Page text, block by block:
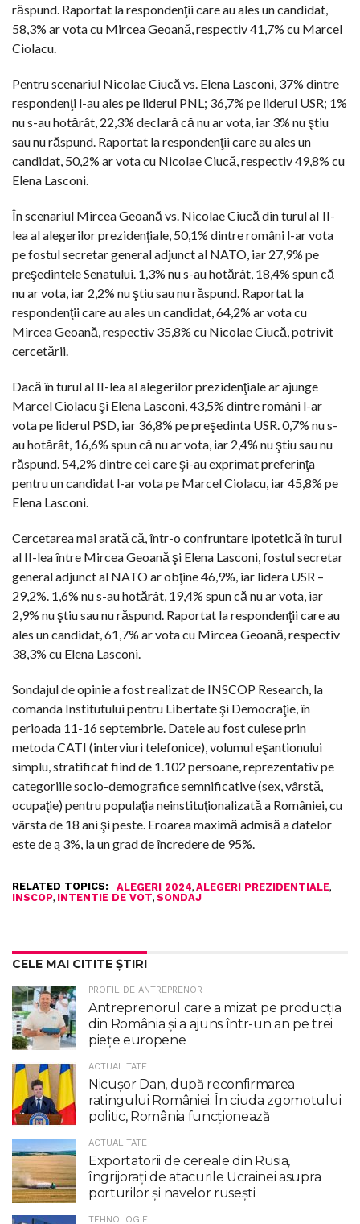
răspund. Raportat la respondenţii care au ales un candidat,
58,3% ar vota cu Mircea Geoană, respectiv 41,7% cu Marcel
Ciolacu.
Pentru scenariul Nicolae Ciucă vs. Elena Lasconi, 37% dintre
respondenţi l-au ales pe liderul PNL; 36,7% pe liderul USR; 1%
nu s-au hotărât, 22,3% declară că nu ar vota, iar 3% nu ştiu
sau nu răspund. Raportat la respondenţii care au ales un
candidat, 50,2% ar vota cu Nicolae Ciucă, respectiv 49,8% cu
Elena Lasconi.
În scenariul Mircea Geoană vs. Nicolae Ciucă din turul aI II-
lea al alegerilor prezidenţiale, 50,1% dintre români l-ar vota
pe fostul secretar general adjunct al NATO, iar 27,9% pe
preşedintele Senatului. 1,3% nu s-au hotărât, 18,4% spun că
nu ar vota, iar 2,2% nu ştiu sau nu răspund. Raportat la
respondenţii care au ales un candidat, 64,2% ar vota cu
Mircea Geoană, respectiv 35,8% cu Nicolae Ciucă, potrivit
cercetării.
Dacă în turul al II-lea al alegerilor prezidenţiale ar ajunge
Marcel Ciolacu şi Elena Lasconi, 43,5% dintre români l-ar
vota pe liderul PSD, iar 36,8% pe preşedinta USR. 0,7% nu s-
au hotărât, 16,6% spun că nu ar vota, iar 2,4% nu ştiu sau nu
răspund. 54,2% dintre cei care şi-au exprimat preferinţa
pentru un candidat l-ar vota pe Marcel Ciolacu, iar 45,8% pe
Elena Lasconi.
Cercetarea mai arată că, într-o confruntare ipotetică în turul
al II-lea între Mircea Geoană şi Elena Lasconi, fostul secretar
general adjunct al NATO ar obţine 46,9%, iar lidera USR –
29,2%. 1,6% nu s-au hotărât, 19,4% spun că nu ar vota, iar
2,9% nu ştiu sau nu răspund. Raportat la respondenţii care au
ales un candidat, 61,7% ar vota cu Mircea Geoană, respectiv
38,3% cu Elena Lasconi.
Sondajul de opinie a fost realizat de INSCOP Research, la
comanda Institutului pentru Libertate şi Democraţie, în
perioada 11-16 septembrie. Datele au fost culese prin
metoda CATI (interviuri telefonice), volumul eşantionului
simplu, stratificat fiind de 1.102 persoane, reprezentativ pe
categoriile socio-demografice semnificative (sex, vârstă,
ocupaţie) pentru populaţia neinstituţionalizată a României, cu
vârsta de 18 ani şi peste. Eroarea maximă admisă a datelor
este de ą 3%, la un grad de încredere de 95%.
RELATED TOPICS: ALEGERI 2024, ALEGERI PREZIDENTIALE,
INSCOP, INTENTIE DE VOT, SONDAJ
CELE MAI CITITE ȘTIRI
PROFIL DE ANTREPRENOR
Antreprenorul care a mizat pe producția
din România și a ajuns într-un an pe trei
piețe europene
ACTUALITATE
Nicuşor Dan, după reconfirmarea
ratingului României: În ciuda zgomotului
politic, România funcţionează
ACTUALITATE
Exportatorii de cereale din Rusia,
îngrijorați de atacurile Ucrainei asupra
porturilor și navelor rusești
TEHNOLOGIE